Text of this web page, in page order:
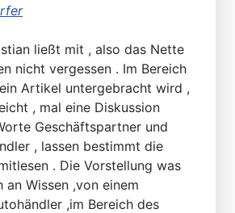
ließt mit , also das Nette
nicht vergessen . Im Bereich
Artikel untergebracht wird ,
, mal eine Diskussion
Geschäftspartner und
, lassen bestimmt die
. Die Vorstellung was
an Wissen ,von einem
,im Bereich des